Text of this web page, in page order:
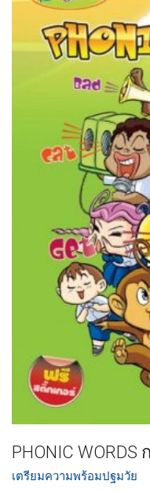
PHONIC
เตรียมความพร้อมปฐมวัย